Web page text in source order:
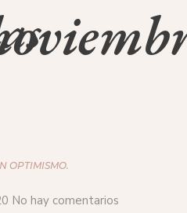
OPTIMISMO.
No hay comentarios